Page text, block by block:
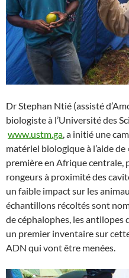
Dr Stephan Ntié (assisté
biologiste à l’Université des
www.ustm.ga, a initié une
matériel biologique à l’aide de
première en Afrique centrale,
rongeurs à proximité des
un faible impact sur les
échantillons récoltés sont
de céphalophes, les
un premier inventaire sur
ADN qui vont être menées.